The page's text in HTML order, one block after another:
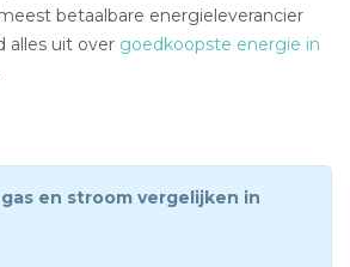
betaalbare energieleverancier
alles uit over goedkoopste energie in
en stroom vergelijken in